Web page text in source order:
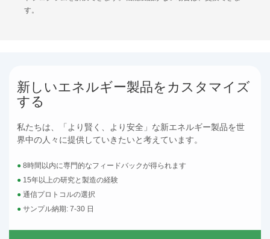
す。
新しいエネルギー製品をカスタマイズ
する
私たちは、「より賢く、より安全」な新エネルギー製品を世
界中の人々に提供していきたいと考えています。
●8時間以内に専門的なフィードバックが得られます
● 15年以上の研究と製造の経験
●通信プロトコルの選択
●サンプル納期: 7-30 日